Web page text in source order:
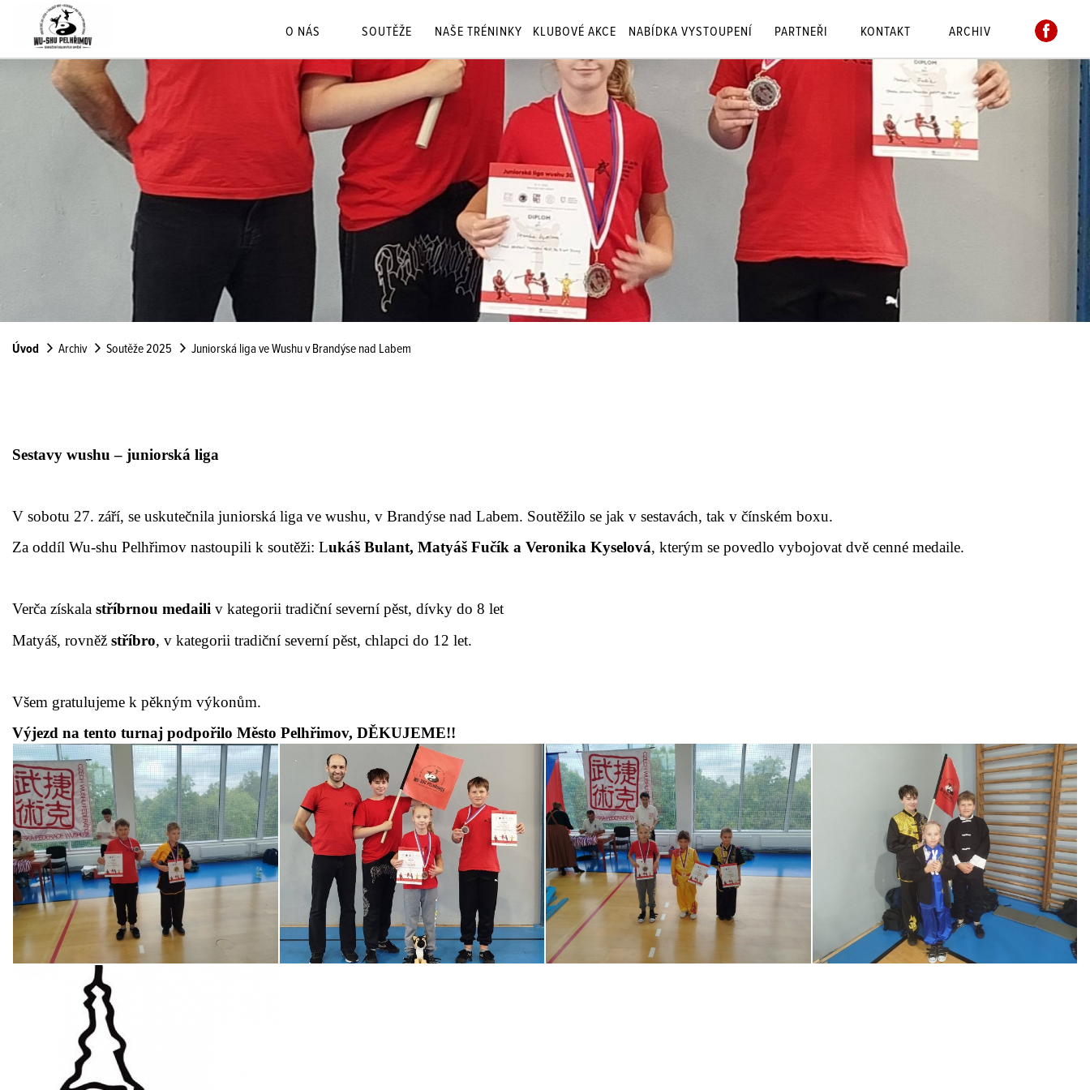
O NÁS SOUTĚŽE NAŠE TRÉNINKY KLUBOVÉ AKCE NABÍDKA VYSTOUPENÍ PARTNEŘI KONTAKT ARCHIV
Úvod Archiv Soutěže 2025 Juniorská liga ve Wushu v Brandýse nad Labem
Sestavy wushu – juniorská liga
V sobotu 27. září, se uskutečnila juniorská liga ve wushu, v Brandýse nad Labem. Soutěžilo se jak v sestavách, tak v čínském boxu.
Za oddíl Wu-shu Pelhřimov nastoupili k soutěži: Lukáš Bulant, Matyáš Fučík a Veronika Kyselová, kterým se povedlo vybojovat dvě cenné medaile.
Verča získala stříbrnou medaili v kategorii tradiční severní pěst, dívky do 8 let
Matyáš, rovněž stříbro, v kategorii tradiční severní pěst, chlapci do 12 let.
Všem gratulujeme k pěkným výkonům.
Výjezd na tento turnaj podpořilo Město Pelhřimov, DĚKUJEME!!